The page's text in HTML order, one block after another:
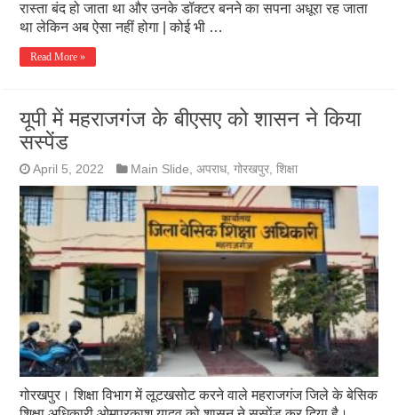
रास्ता बंद हो जाता था और उनके डॉक्टर बनने का सपना अधूरा रह जाता
था लेकिन अब ऐसा नहीं होगा | कोई भी …
Read More »
यूपी में महराजगंज के बीएसए को शासन ने किया
सस्पेंड
April 5, 2022 Main Slide,अपराध,गोरखपुर,शिक्षा
गोरखपुर। शिक्षा विभाग में लूटखसोट करने वाले महराजगंज जिले के बेसिक